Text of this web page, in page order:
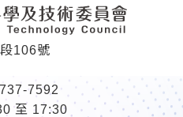
106號
7592
至 17:30